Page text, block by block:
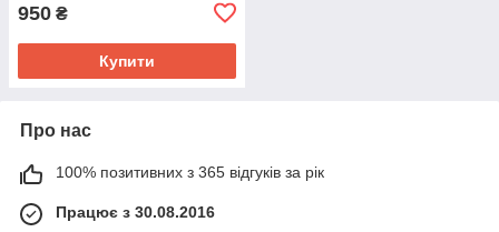
950 ₴
Купити
Про нас
100% позитивних з 365 відгуків за рік
Працює з 30.08.2016